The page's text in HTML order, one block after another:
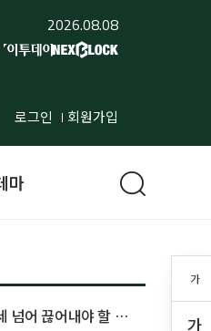
2026.08.08
로그인 회원가입
가
가
마
넘어 끊어내야 할 사